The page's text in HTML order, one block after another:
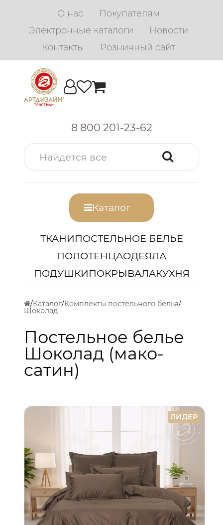
О нас
Покупателям
Электронные каталоги
Новости
Контакты
Розничный сайт
8 800 201-23-62
Каталог
ТКАНИПОСТЕЛЬНОЕ БЕЛЬЕ
ПОЛОТЕНЦАОДЕЯЛА
ПОДУШКИПОКРЫВАЛАКУХНЯ
Каталог Комплекты постельного белья
Шоколад
Постельное белье
Шоколад (мако-
сатин)
ЛИДЕР